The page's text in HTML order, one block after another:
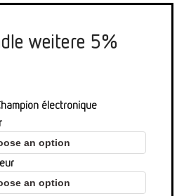
weitere 5%
électronique